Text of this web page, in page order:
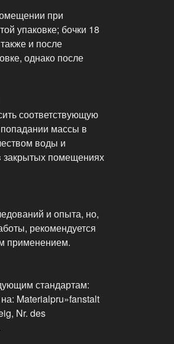
при
упаковке; бочки 18
и после
однако после
соответствующую
массы в
воды и
закрытых помещениях
и опыта, но,
рекомендуется
применением.
стандартам:
Materialpru»fanstalt
Nr. des